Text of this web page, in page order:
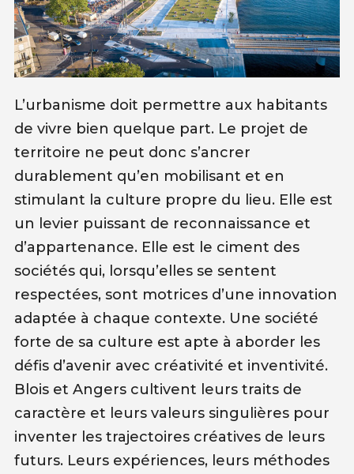
L’urbanisme doit permettre aux habitants
de vivre bien quelque part. Le projet de
territoire ne peut donc s’ancrer
durablement qu’en mobilisant et en
stimulant la culture propre du lieu. Elle est
un levier puissant de reconnaissance et
d’appartenance. Elle est le ciment des
sociétés qui, lorsqu’elles se sentent
respectées, sont motrices d’une innovation
adaptée à chaque contexte. Une société
forte de sa culture est apte à aborder les
défis d’avenir avec créativité et inventivité.
Blois et Angers cultivent leurs traits de
caractère et leurs valeurs singulières pour
inventer les trajectoires créatives de leurs
futurs. Leurs expériences, leurs méthodes